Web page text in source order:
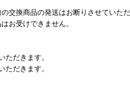
換商品の発送はお断りさせていただ
お受けできません。
だきます。
だきます。